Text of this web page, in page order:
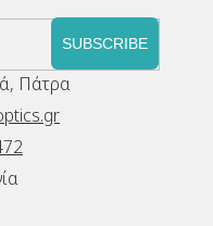
SUBSCRIBE
Πάτρα